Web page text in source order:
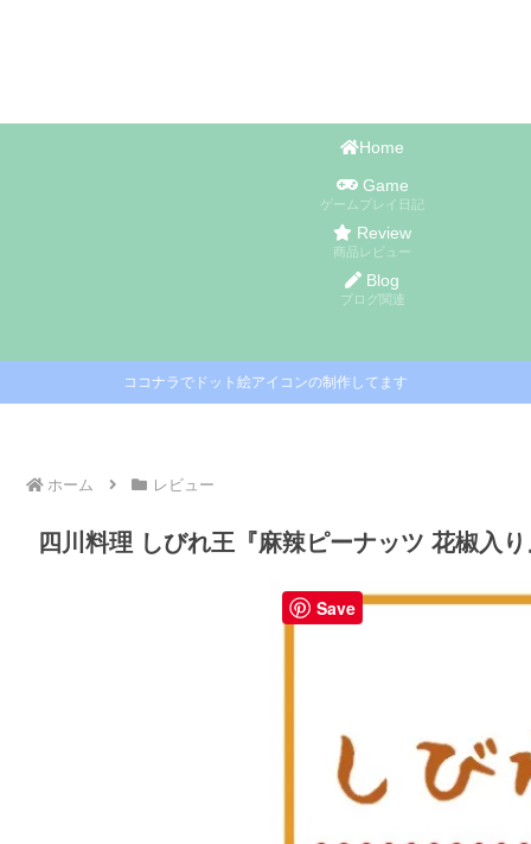
Home
Game
ゲームプレイ日記
Review
商品レビュー
Blog
ブログ関連
ココナラでドット絵アイコンの制作してます
ホーム レビュー
四川料理 しびれ王『麻辣ピーナッツ 花椒入
Save